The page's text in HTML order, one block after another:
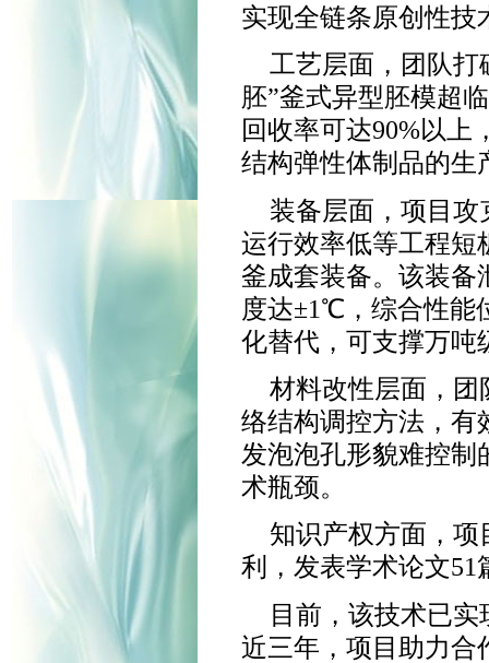
实现全链条原创性技
工艺层面，团队打
胚”釜式异型胚模超
回收率可达90%以
结构弹性体制品的生
装备层面，项目
运行效率低等工程短
釜成套装备。该装备
度达±1℃，综合性能
化替代，可支撑万吨
材料改性层面，
络结构调控方法，有
发泡泡孔形貌难控制
术瓶颈。
知识产权方面，项
利，发表学术论文
目前，该技术已
近三年，项目助力合